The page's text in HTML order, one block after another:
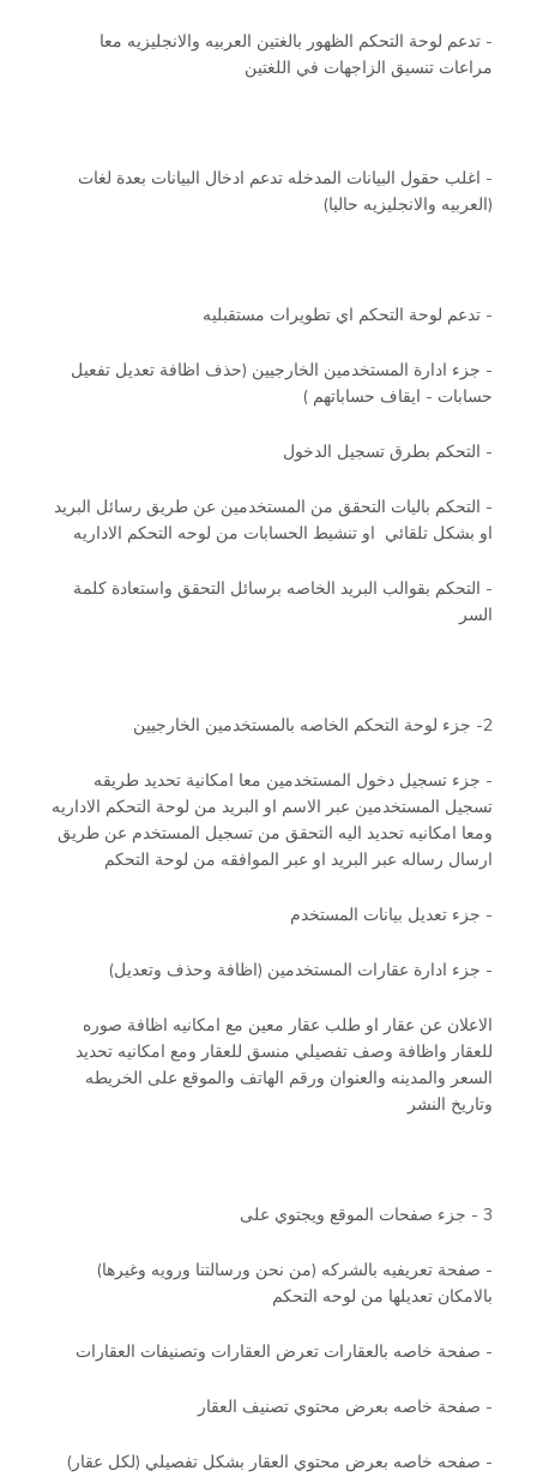
- تدعم لوحة التحكم الظهور بالغتين العربيه والانجليزيه معا
مراعات تنسيق الزاجهات في اللغتين
- اغلب حقول البيانات المدخله تدعم ادخال البيانات بعدة لغات
(العربيه والانجليزيه حاليا)
- تدعم لوحة التحكم اي تطويرات مستقبليه
- جزء ادارة المستخدمين الخارجيين (حذف اظافة تعديل تفعيل
حسابات - ايقاف حساباتهم )
- التحكم بطرق تسجيل الدخول
- التحكم باليات التحقق من المستخدمين عن طريق رسائل البريد
او بشكل تلقائي او تنشيط الحسابات من لوحه التحكم الاداريه
- التحكم بقوالب البريد الخاصه برسائل التحقق واستعادة كلمة
السر
2- جزء لوحة التحكم الخاصه بالمستخدمين الخارجيين
- جزء تسجيل دخول المستخدمين معا امكانية تحديد طريقه
تسجيل المستخدمين عبر الاسم او البريد من لوحة التحكم الاداريه
ومعا امكانيه تحديد اليه التحقق من تسجيل المستخدم عن طريق
ارسال رساله عبر البريد او عبر الموافقه من لوحة التحكم
- جزء تعديل بيانات المستخدم
- جزء ادارة عقارات المستخدمين (اظافة وحذف وتعديل)
الاعلان عن عقار او طلب عقار معين مع امكانيه اظافة صوره
للعقار واظافة وصف تفصيلي منسق للعقار ومع امكانيه تحديد
السعر والمدينه والعنوان ورقم الهاتف والموقع على الخريطه
وتاريخ النشر
3 - جزء صفحات الموقع ويجتوي على
- صفحة تعريفيه بالشركه (من نحن ورسالتنا ورويه وغيرها)
بالامكان تعديلها من لوحه التحكم
- صفحة خاصه بالعقارات تعرض العقارات وتصنيفات العقارات
- صفحة خاصه بعرض محتوي تصنيف العقار
- صفحه خاصه بعرض محتوي العقار بشكل تفصيلي (لكل عقار)